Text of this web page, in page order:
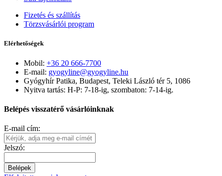
Fizetés és szállítás
Törzsvásárlói program
Elérhetőségek
Mobil: +36 20 666-7700
E-mail: gyogyline@gyogyline.hu
Gyógyhír Patika, Budapest, Teleki László tér 5, 1086
Nyitva tartás: H-P: 7-18-ig, szombaton: 7-14-ig.
Belépés visszatérő vásárlóinknak
E-mail cím:
Jelszó:
Belépek